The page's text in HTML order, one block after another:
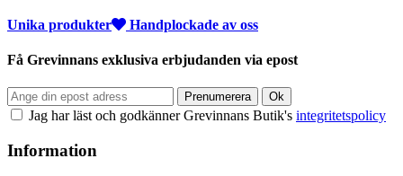
Unika produkter Handplockade av oss
Få Grevinnans exklusiva erbjudanden via epost
Jag har läst och godkänner Grevinnans Butik's integritetspolicy
Information